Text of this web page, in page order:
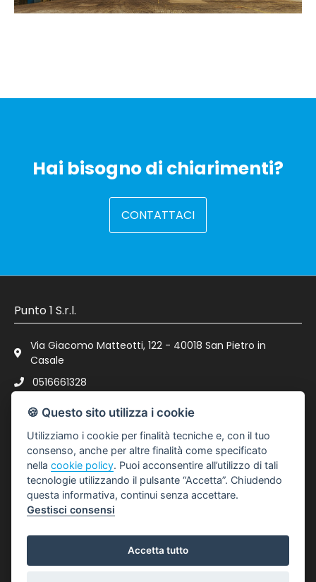
Hai bisogno di chiarimenti?
CONTATTACI
Punto 1 S.r.l.
Via Giacomo Matteotti, 122 - 40018 San Pietro in
Casale
0516661328
spc@punto-immobiliare.com
P.IVA : 03023111200
LINK UTILI
Privacy Policy
Revoca Consensi
🍪 Questo sito utilizza i cookie
Utilizziamo i cookie per finalità tecniche e, con il tuo
consenso, anche per altre finalità come specificato
nellacookie policy. Puoi acconsentire all’utilizzo di tali
tecnologie utilizzando il pulsante “Accetta”. Chiudendo
questa informativa, continui senza accettare.
Gestisci consensi
Accetta tutto